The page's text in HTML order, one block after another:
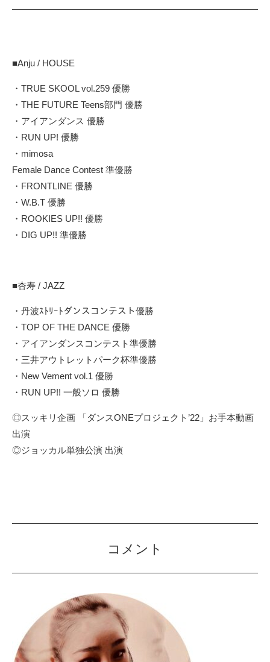
■Anju / HOUSE
・TRUE SKOOL vol.259 優勝
・THE FUTURE Teens部門 優勝
・アイアンダンス 優勝
・RUN UP! 優勝
・mimosa
Female Dance Contest 準優勝
・FRONTLINE 優勝
・W.B.T 優勝
・ROOKIES UP!! 優勝
・DIG UP!! 準優勝
■杏寿 / JAZZ
・丹波ｽﾄﾘｰﾄダンスコンテスト優勝
・TOP OF THE DANCE 優勝
・アイアンダンスコンテスト準優勝
・三井アウトレットパーク杯準優勝
・New Vement vol.1 優勝
・RUN UP!! 一般ソロ 優勝
◎スッキリ企画 「ダンスONEプロジェクト’22」お手本動画
出演
◎ジョッカル単独公演 出演
コメント